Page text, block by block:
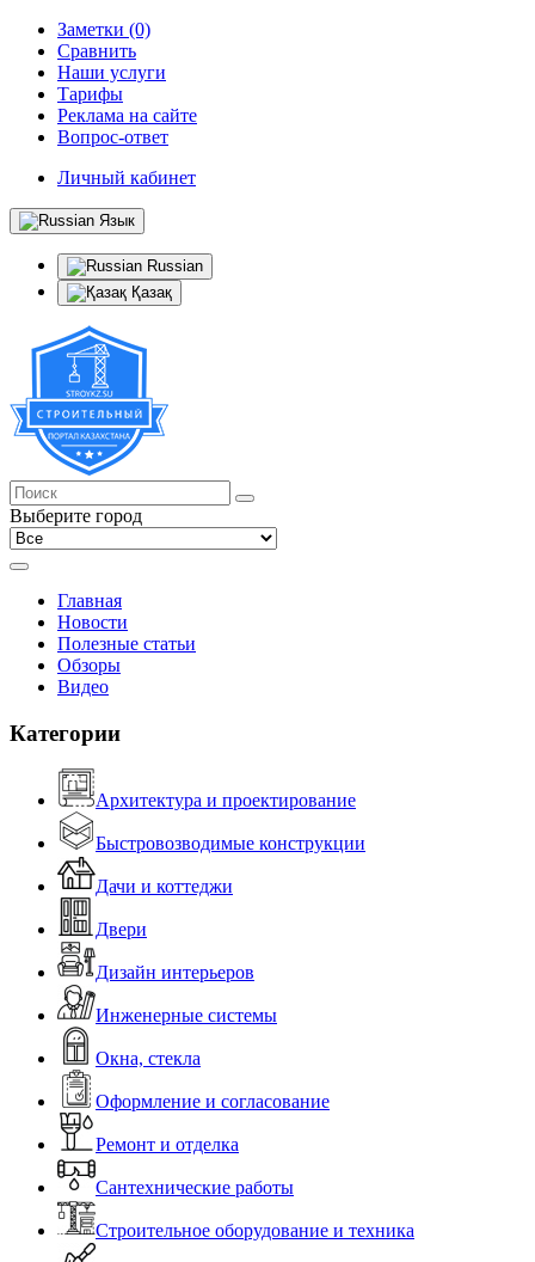
Заметки (0)
Сравнить
Наши услуги
Тарифы
Реклама на сайте
Вопрос-ответ
Личный кабинет
Язык
Russian
Қазақ
Выберите город
Главная
Новости
Полезные статьи
Обзоры
Видео
Категории
Архитектура и проектирование
Быстровозводимые конструкции
Дачи и коттеджи
Двери
Дизайн интерьеров
Инженерные системы
Окна, стекла
Оформление и согласование
Ремонт и отделка
Сантехнические работы
Строительное оборудование и техника